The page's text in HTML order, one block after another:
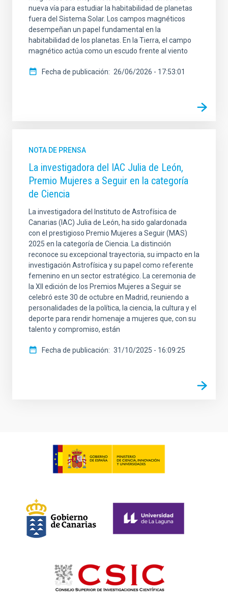
nueva vía para estudiar la habitabilidad de planetas
fuera del Sistema Solar. Los campos magnéticos
desempeñan un papel fundamental en la
habitabilidad de los planetas. En la Tierra, el campo
magnético actúa como un escudo frente al viento
Fecha de publicación 26/06/2026 - 17:53:01
NOTA DE PRENSA
La investigadora del IAC Julia de León,
Premio Mujeres a Seguir en la categoría
de Ciencia
La investigadora del Instituto de Astrofísica de
Canarias (IAC) Julia de León, ha sido galardonada
con el prestigioso Premio Mujeres a Seguir (MAS)
2025 en la categoría de Ciencia. La distinción
reconoce su excepcional trayectoria, su impacto en la
investigación Astrofísica y su papel como referente
femenino en un sector estratégico. La ceremonia de
la XII edición de los Premios Mujeres a Seguir se
celebró este 30 de octubre en Madrid, reuniendo a
personalidades de la política, la ciencia, la cultura y el
deporte para rendir homenaje a mujeres que, con su
talento y compromiso, están
Fecha de publicación 31/10/2025 - 16:09:25